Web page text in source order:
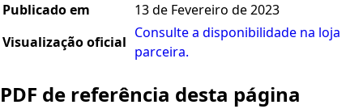
Publicado em
13 de Fevereiro de 2023
Visualização oficial
Consulte a disponibilidade na loja
parceira.
PDF de referência desta página